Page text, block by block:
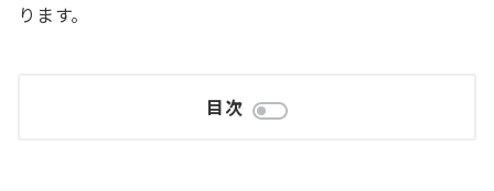
ります。
目次